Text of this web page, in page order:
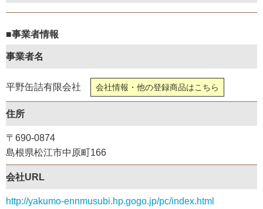
■事業者情報
事業者名
平野缶詰有限会社 会社情報・他の登録商品はこちら
住所
〒690-0874
島根県松江市中原町166
会社URL
http://yakumo-ennmusubi.hp.gogo.jp/pc/index.html